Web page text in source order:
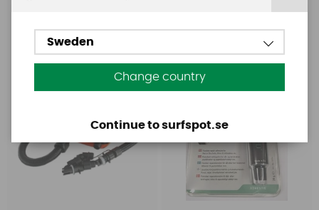
Sweden
Change country
Continue to surfspot.se